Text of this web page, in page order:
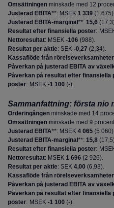
Omsättningen minskade med 12
Justerad EBITA**: MSEK 1 339 (1 675
Justerad EBITA-marginal **: 15,6 (17,3
Resultat efter finansiella poster:
Nettoresultat: MSEK -106 (988).
Resultat per aktie: SEK -0,27 (2,34).
Kassaflöde från
Påverkan på justerad EBITA av
Påverkan på resultat efter
poster: MSEK -1 100 (-).
Sammanfattning: första nio
Orderingången minskade med 14
Omsättningen minskade med 9
Justerad EBITA**: MSEK 4 065 (5 060
Justerad EBITA-marginal **: 15,8 (17,5
Resultat efter finansiella poster:
Nettoresultat: MSEK 1 696 (2 926).
Resultat per aktie: SEK 4,00 (6,93).
Kassaflöde från
Påverkan på justerad EBITA av
Påverkan på resultat efter
poster: MSEK -1 100 (-).